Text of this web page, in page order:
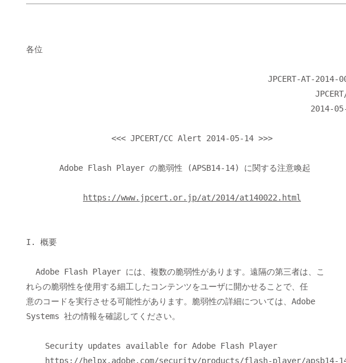
各位
https://www.jpcert.or.jp/at/2014/at140022.html
I. 概要
れらの脆弱性を使用する細工したコンテンツをユーザに開かせることで、任
意のコードを実行させる可能性があります。脆弱性の詳細については、Adobe
Systems 社の情報を確認してください。
https://helpx.adobe.com/security/products/flash-player/apsb14-